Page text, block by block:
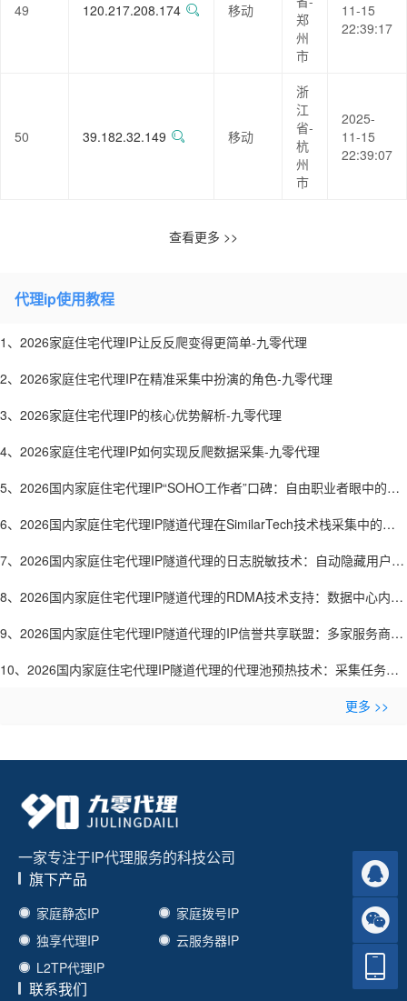
49 120.217.208.174 移动
郑
州
市
11-15
22:39:17
50 39.182.32.149 移动
浙
江
省-
杭
州
市
2025-
11-15
22:39:07
查看更多 >>
代理ip使用教程
1、2026家庭住宅代理IP让反反爬变得更简单-九零代理
2、2026家庭住宅代理IP在精准采集中扮演的角色-九零代理
3、2026家庭住宅代理IP的核心优势解析-九零代理
4、2026家庭住宅代理IP如何实现反爬数据采集-九零代理
5、2026国内家庭住宅代理IP“SOHO工作者”口碑：自由职业者眼中的好
用代理-九零代理
6、2026国内家庭住宅代理IP隧道代理在SimilarTech技术栈采集中的应
用：网站技术分析-九零代理
7、2026国内家庭住宅代理IP隧道代理的日志脱敏技术：自动隐藏用户敏
感信息-九零代理
8、2026国内家庭住宅代理IP隧道代理的RDMA技术支持：数据中心内部
零拷贝传输-九零代理
9、2026国内家庭住宅代理IP隧道代理的IP信誉共享联盟：多家服务商共
建黑名单库-九零代理
10、2026国内家庭住宅代理IP隧道代理的代理池预热技术：采集任务开
更多 >>
一家专注于IP代理服务的科技公司
旗下产品
家庭静态IP
家庭拨号IP
独享代理IP
云服务器IP
L2TP代理IP
联系我们